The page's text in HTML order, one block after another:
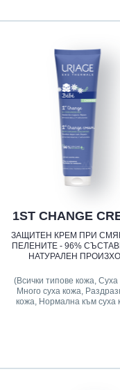
1ST CHANGE
ЗАЩИТЕН КРЕМ ПРИ
ПЕЛЕНИТЕ - 96%
НАТУРАЛЕН
(Всички типове кожа, Суха
Много суха кожа,
кожа, Нормална към суха